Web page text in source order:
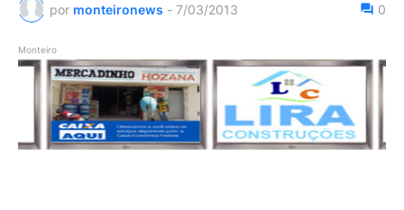
por monteironews - 7/03/2013 0
Monteiro